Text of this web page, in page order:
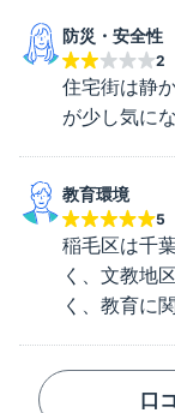
防災・安全性
2
住宅街は静
が少し気に
教育環境
5
稲毛区は千
く、文教地
く、教育に
口